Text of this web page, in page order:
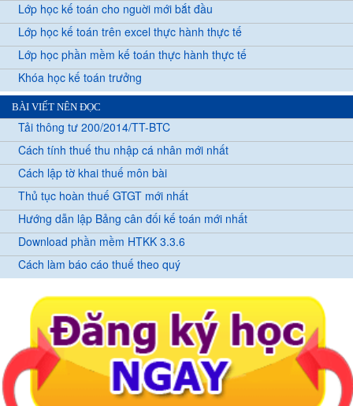
Lớp học kế toán cho nguời mới bắt đầu
Lớp học kế toán trên excel thực hành thực tế
Lớp học phần mềm kế toán thực hành thực tế
Khóa học kế toán trưởng
BÀI VIẾT NÊN ĐỌC
Tải thông tư 200/2014/TT-BTC
Cách tính thuế thu nhập cá nhân mới nhất
Cách lập tờ khai thuế môn bài
Thủ tục hoàn thuế GTGT mới nhất
Hướng dẫn lập Bảng cân đối kế toán mới nhất
Download phần mềm HTKK 3.3.6
Cách làm báo cáo thuế theo quý